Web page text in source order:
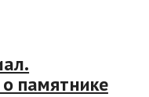
памятнике